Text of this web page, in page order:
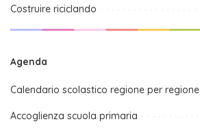
Costruire riciclando
Agenda
Calendario scolastico regione per regione
Accoglienza scuola primaria